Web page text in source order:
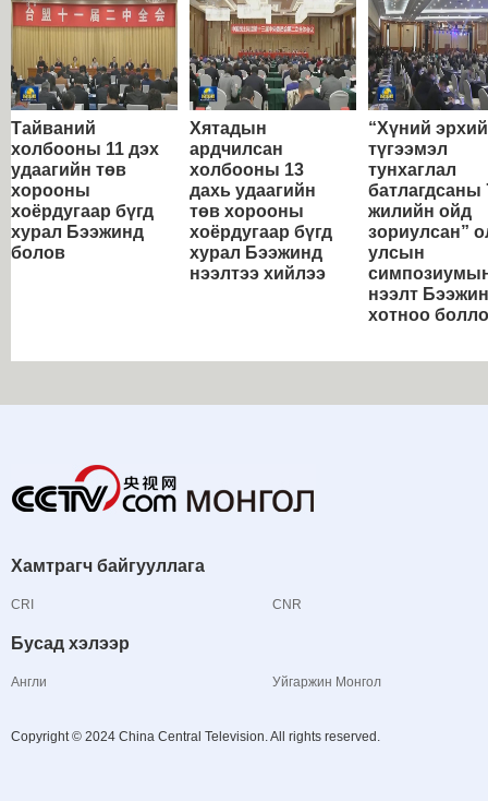
Тайваний
холбооны 11 дэх
удаагийн төв
хорооны
хоёрдугаар бүгд
хурал Бээжинд
болов
Хятадын
ардчилсан
холбооны 13
дахь удаагийн
төв хорооны
хоёрдугаар бүгд
хурал Бээжинд
нээлтээ хийлээ
“Хүний
түгээмэл
тунхаглал
батлагдсаны
жилийн ойд
зориулсан”
улсын
нээлт Бээжин
хотноо
Хамтрагч байгууллага
CRI CNR
Бусад хэлээр
Англи Уйгаржин Монгол
Copyright © 2024 China Central Television. All rights reserved.